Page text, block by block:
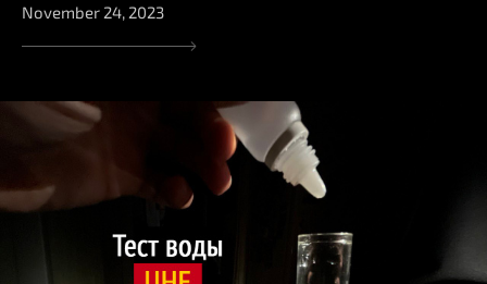
November 24, 2023